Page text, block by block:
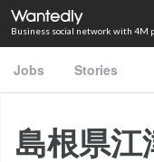
Business social network with 4M
Jobs Stories
島根県